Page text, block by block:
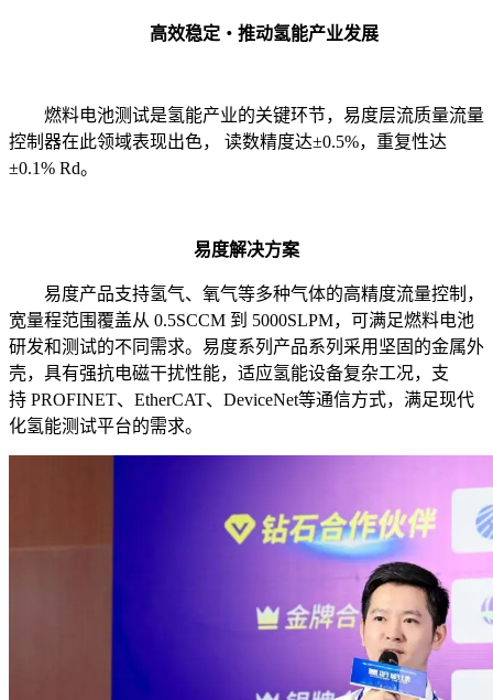
高效稳定・推动氢能产业发展
燃料电池测试是氢能产业的关键环节，易度层流质量流量
控制器在此领域表现出色， 读数精度达±0.5%，重复性达
±0.1% Rd。
易度解决方案
易度产品支持氢气、氧气等多种气体的高精度流量控制，
宽量程范围覆盖从 0.5SCCM 到 5000SLPM，可满足燃料电池
研发和测试的不同需求。易度系列产品系列采用坚固的金属外
壳，具有强抗电磁干扰性能，适应氢能设备复杂工况，支
持 PROFINET、EtherCAT、DeviceNet等通信方式，满足现代
化氢能测试平台的需求。